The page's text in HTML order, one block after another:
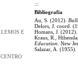
E
:::
Bibliografia
Au, S. (2012).
Delors, J. coord.
Homans, J.
Kraus, R.,
Education . New
Salazar, A. (1955).